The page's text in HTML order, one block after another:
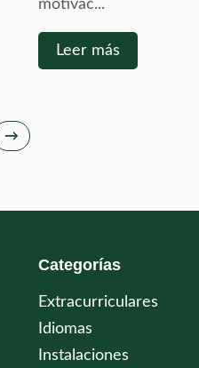
motivac...
Leer más
→
Categorías
Extracurriculares
Idiomas
Instalaciones